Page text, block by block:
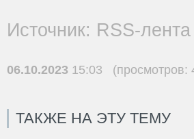
Источник: RSS-
06.10.2023 15:03 (просмотров:
ТАКЖЕ НА ЭТУ ТЕМУ